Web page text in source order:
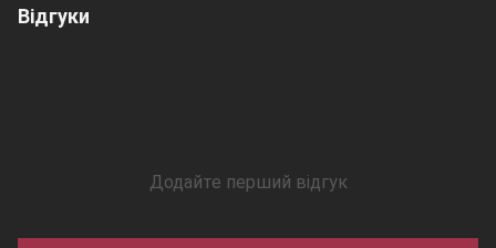
Відгуки
Додайте перший відгук